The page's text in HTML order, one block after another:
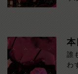
た
「
気
し。
本
誰
わ